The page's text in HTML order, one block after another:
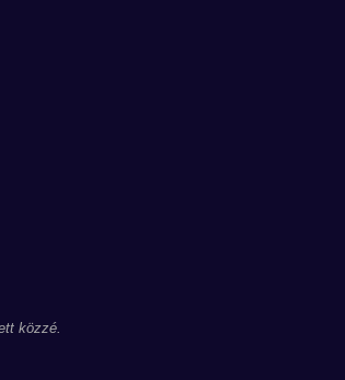
közzé.